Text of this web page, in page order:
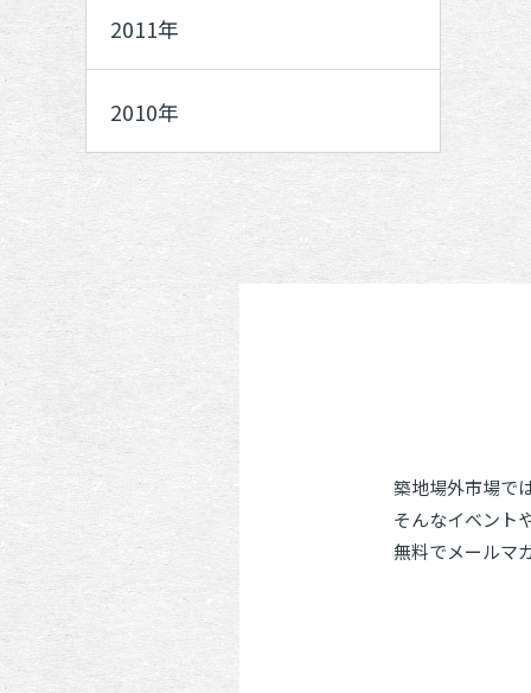
2011年
2010年
築地場外市場で
そんなイベント
無料でメールマ